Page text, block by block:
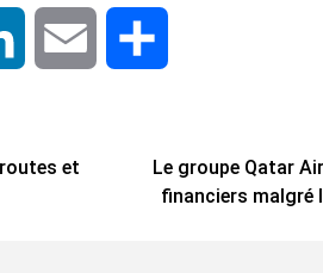
LinkedIn Email
et
Le groupe Qatar
financiers malgré